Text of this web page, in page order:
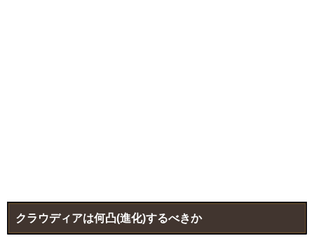
クラウディアは何凸(進化)するべきか